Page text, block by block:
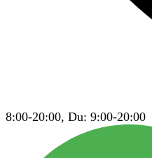
8:00-20:00, Du: 9:00-20:00